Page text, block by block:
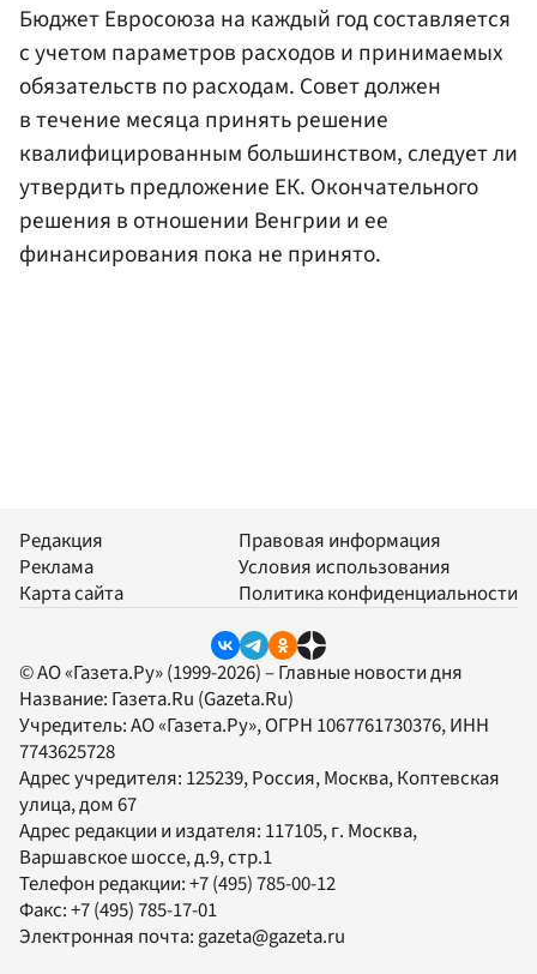
Бюджет Евросоюза на каждый год составляется
с учетом параметров расходов и принимаемых
обязательств по расходам. Совет должен
в течение месяца принять решение
квалифицированным большинством, следует ли
утвердить предложение ЕК. Окончательного
решения в отношении Венгрии и ее
финансирования пока не принято.
Редакция
Реклама
Карта сайта
Правовая информация
Условия использования
Политика конфиденциальности
© АО «Газета.Ру» (1999-2026) – Главные новости дня
Название: Газета.Ru (Gazeta.Ru)
Учредитель:АО «Газета.Ру», ОГРН 1067761730376, ИНН
7743625728
Адрес учредителя: 125239, Россия, Москва, Коптевская
улица, дом 67
Адрес редакции и издателя: 117105, г. Москва,
Варшавское шоссе, д.9, стр.1
Телефон редакции:+7 (495) 785-00-12
Факс:+7 (495) 785-17-01
Электронная почта:gazeta@gazeta.ru